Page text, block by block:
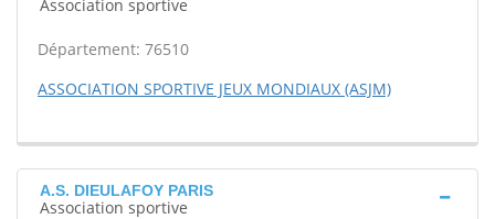
Association sportive
Département: 76510
ASSOCIATION SPORTIVE JEUX MONDIAUX (ASJM)
A.S. DIEULAFOY PARIS
Association sportive